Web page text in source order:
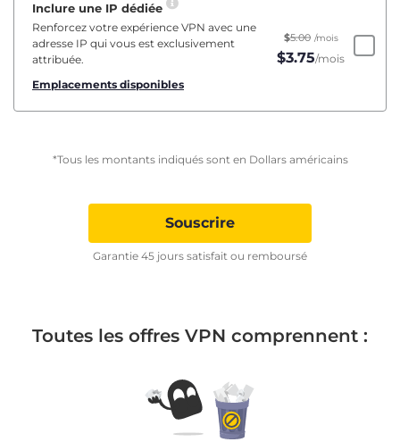
Inclure une IP dédiée
Renforcez votre expérience VPN avec une
adresse IP qui vous est exclusivement
attribuée.
Emplacements disponibles
$5.00 /mois
$3.75/mois
*Tous les montants indiqués sont en Dollars américains
Souscrire
Garantie 45 jours satisfait ou remboursé
Toutes les offres VPN comprennent :